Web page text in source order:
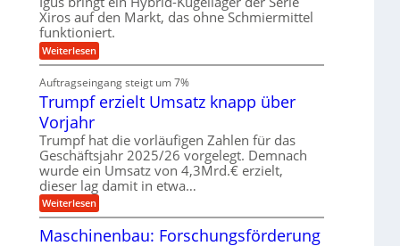
n
c
h
i
n
e
b
u
e
s
l
a
f
s
c
h
i
e
n
e
r
u
n
g
e
n
B
S
Xiros auf den Markt, das ohne Schmiermittel
funktioniert.
Weiterlesen:
W
r
u
g
s
f
r
e
i
e
H
Auftragseingang steigt um 7%
Trumpf erzielt Umsatz knapp über
Vorjahr
Trumpf hat die vorläufigen Zahlen für das
Geschäftsjahr 2025/26 vorgelegt. Demnach
wurde ein Umsatz von 4,3Mrd.€ erzielt,
dieser lag damit in etwa…
Weiterlesen:
T
u
Maschinenbau: Forschungsförderung